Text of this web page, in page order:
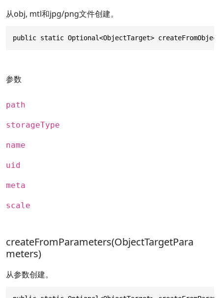
从obj, mtl和jpg/png文件创建。
public static Optional<ObjectTarget>
参数
path
storageType
name
uid
meta
scale
createFromParameters(ObjectTargetPara
meters)
从参数创建。